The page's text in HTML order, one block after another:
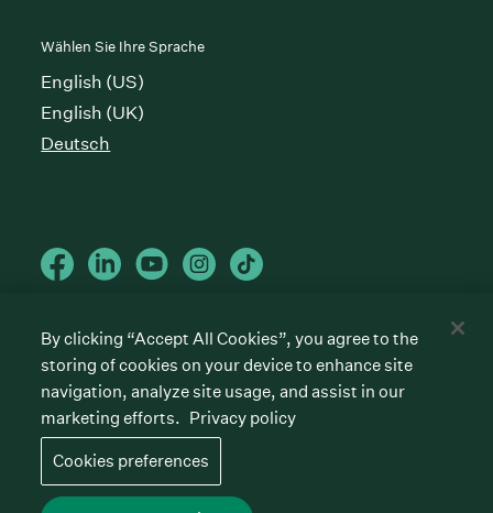
Wählen Sie Ihre Sprache
English (US)
English (UK)
Deutsch
Greenhouse Software, Inc.
All rights reserved. Greenhouse, the G Logo, “Hire for
what’s next,” “The/your all-together hiring platform,”
“Talent Makers,” “Real Talent” and “Strong Yes” are
among the trademarks of Greenhouse Software, Inc.
Cookies preferences
Datenschutzrichtlinie
Nutzungsbedingungen
By clicking “Accept All Cookies”, you agree to the
storing of cookies on your device to enhance site
navigation, analyze site usage, and assist in our
marketing efforts. Privacy policy
Cookies preferences